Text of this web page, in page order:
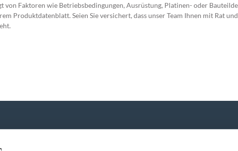
von Faktoren wie Betriebsbedingungen, Ausrüstung, Platinen- oder
Produktdatenblatt. Seien Sie versichert, dass unser Team Ihnen mit Rat